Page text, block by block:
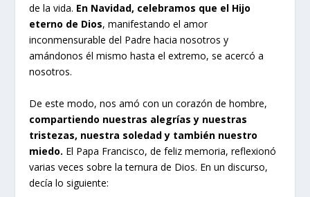
de la vida. En Navidad, celebramos que el Hijo
eterno de Dios, manifestando el amor
inconmensurable del Padre hacia nosotros y
amándonos él mismo hasta el extremo, se acercó a
nosotros.
De este modo, nos amó con un corazón de hombre,
compartiendo nuestras alegrías y nuestras
tristezas, nuestra soledad y también nuestro
miedo. El Papa Francisco, de feliz memoria, reflexionó
varias veces sobre la ternura de Dios. En un discurso,
decía lo siguiente: